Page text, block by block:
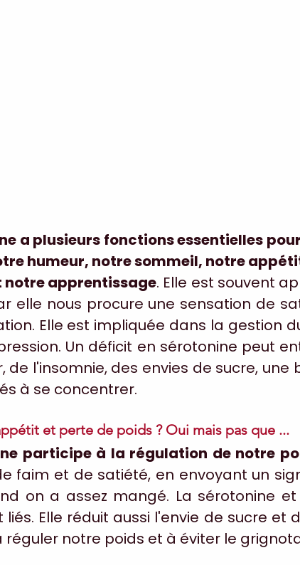
a plusieurs fonctions essentielles
humeur, notre sommeil, notre
notre apprentissage. Elle est souvent
elle nous procure une sensation de
Elle est impliquée dans la gestion
Un déficit en sérotonine peut
de l'insomnie, des envies de sucre, une
à se concentrer.
et perte de poids ? Oui mais pas que ...
participe à la régulation de notre
faim et de satiété, en envoyant un
on a assez mangé. La sérotonine
Elle réduit aussi l'envie de sucre et
réguler notre poids et à éviter le